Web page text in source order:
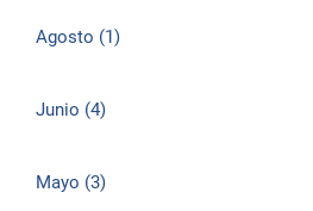
Agosto (1)
Junio (4)
Mayo (3)